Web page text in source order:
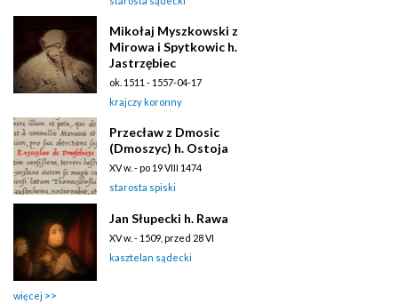
Mikołaj Myszkowski z
Mirowa i Spytkowic h.
Jastrzębiec
ok. 1511 - 1557-04-17
krajczy koronny
Przecław z Dmosic
(Dmoszyc) h. Ostoja
XV w. - po 19 VIII 1474
starosta spiski
Jan Słupecki h. Rawa
XV w. - 1509, przed 28 VI
kasztelan sądecki
więcej